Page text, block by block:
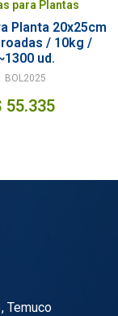
para Plantas
Planta 20x25cm
/ 10kg /
ud.
BOL2025
55.335
Temuco